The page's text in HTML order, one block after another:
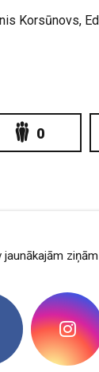
Korsūnovs,
0
jaunākajām